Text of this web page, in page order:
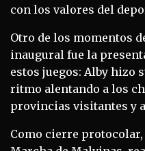
con los valores del
Otro de los momentos
inaugural fue la
estos juegos: Alby hizo
ritmo alentando a los
provincias visitantes y
Como cierre